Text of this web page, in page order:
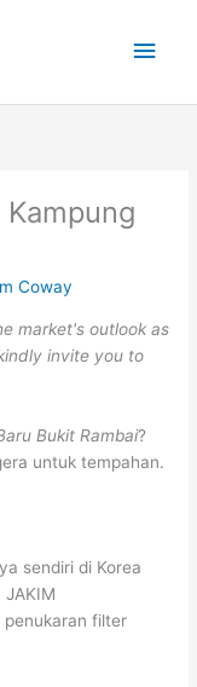
Coway
market's outlook as
invite you to
Bukit Rambai?
untuk tempahan.
sendiri di Korea
JAKIM
penukaran filter